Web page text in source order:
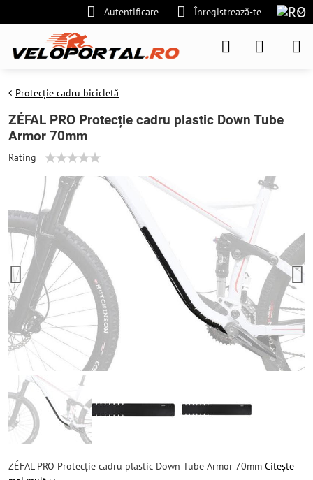
Autentificare Înregistrează-te
Protecție cadru bicicletă
ZÉFAL PRO Protecție cadru plastic Down Tube
Armor 70mm
Rating
ZÉFAL PRO Protecție cadru plastic Down Tube Armor 70mm Citește